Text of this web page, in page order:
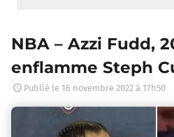
NBA – Azzi Fudd,
enflamme Steph
Publié le 16 novembre 2022 à 17h50